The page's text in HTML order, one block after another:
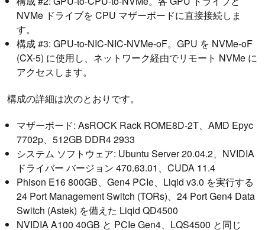
NVMe ドライブを CPU マザーボードに直接接続しま
す。
構成 #3: GPU-to-NIC-NIC-NVMe-oF。GPU を NVMe-oF
(CX-5) に使用し、ネットワーク経由でリモート NVMe に
アクセスします。
構成の詳細は次のとおりです。
マザーボード: AsROCK Rack ROME8D-2T、AMD Epyc
7702p、512GB DDR4 2933
システム ソフトウェア: Ubuntu Server 20.04.2、NVIDIA
ドライバー バージョン 470.63.01、CUDA 11.4
Phison E16 800GB、Gen4 PCIe、Liqid v3.0 を実行する
24 Port Management Switch (TORs)、24 Port Gen4 Data
Switch (Astek) を備えた Liqid QD4500
NVIDIA A100 40GB と PCIe Gen4、LQS4500 と同じ